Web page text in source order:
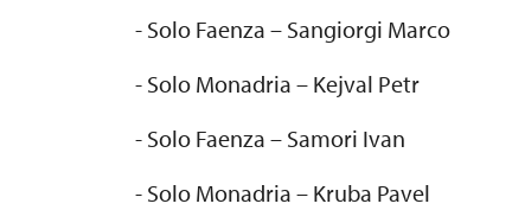
- Solo Faenza – Sangiorgi Marco
- Solo Monadria – Kejval Petr
- Solo Faenza – Samori Ivan
- Solo Monadria – Kruba Pavel